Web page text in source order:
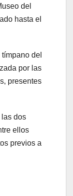
del
hasta el
del
por las
presentes
dos
ellos
previos a